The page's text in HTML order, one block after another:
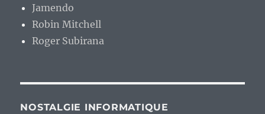
Jamendo
Robin Mitchell
Roger Subirana
NOSTALGIE INFORMATIQUE